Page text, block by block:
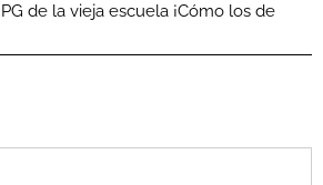
de la vieja escuela ¡Cómo los de